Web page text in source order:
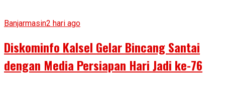
Banjarmasin2 hari ago
Diskominfo Kalsel Gelar Bincang Santai
dengan Media Persiapan Hari Jadi ke-76